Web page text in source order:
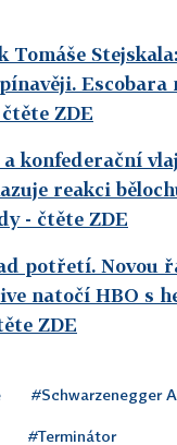
Tomáše
Escobara
ZDE
konfederační
reakci
- čtěte ZDE
potřetí. Novou
natočí HBO s
ZDE
#Schwarzenegger
#Terminátor